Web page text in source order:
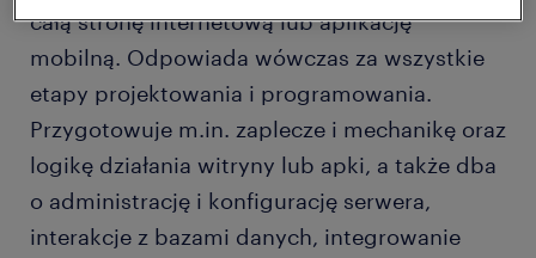
całą stronę internetową lub aplikację
mobilną. Odpowiada wówczas za wszystkie
etapy projektowania i programowania.
Przygotowuje m.in. zaplecze i mechanikę oraz
logikę działania witryny lub apki, a także dba
o administrację i konfigurację serwera,
interakcje z bazami danych, integrowanie